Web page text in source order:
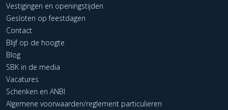
Vestigingen en openingstijden
Gesloten op feestdagen
Contact
Blijf op de hoogte
Blog
SBK in de media
Vacatures
Schenken en ANBI
Algemene voorwaarden/reglement particulieren